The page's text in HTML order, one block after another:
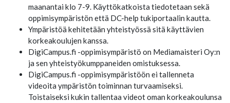
maanantai klo 7-9. Käyttökatkoista tiedotetaan sekä
oppimisympäristön että DC-help tukiportaalin kautta.
Ympäristöä kehitetään yhteistyössä sitä käyttävien
korkeakoulujen kanssa.
DigiCampus.fi -oppimisympäristö on Mediamaisteri Oy:n
ja sen yhteistyökumppaneiden omistuksessa.
DigiCampus.fi -oppimisympäristöön ei tallenneta
videoita ympäristön toiminnan turvaamiseksi.
Toistaiseksi kukin tallentaa videot oman korkeakoulunsa